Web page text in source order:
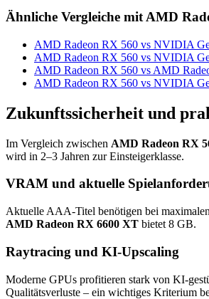
Ähnliche Vergleiche mit AMD
AMD Radeon RX 560 vs NVIDIA
AMD Radeon RX 560 vs NVIDIA
AMD Radeon RX 560 vs AMD
AMD Radeon RX 560 vs NVIDIA
Zukunftssicherheit und
Im Vergleich zwischen AMD Radeon RX
wird in 2–3 Jahren zur Einsteigerklasse.
VRAM und aktuelle
Aktuelle AAA-Titel benötigen bei
AMD Radeon RX 6600 XT bietet 8 GB.
Raytracing und KI-Upscaling
Moderne GPUs profitieren stark von KI-
Qualitätsverluste – ein wichtiges Kriterium